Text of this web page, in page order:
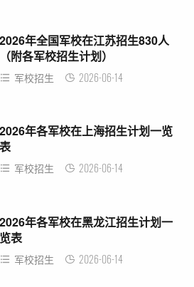
2026年全国军校在江苏招生830人
（附各军校招生计划）
军校招生 2026-06-14
2026年各军校在上海招生计划一览
表
军校招生 2026-06-14
2026年各军校在黑龙江招生计划一
览表
军校招生 2026-06-14